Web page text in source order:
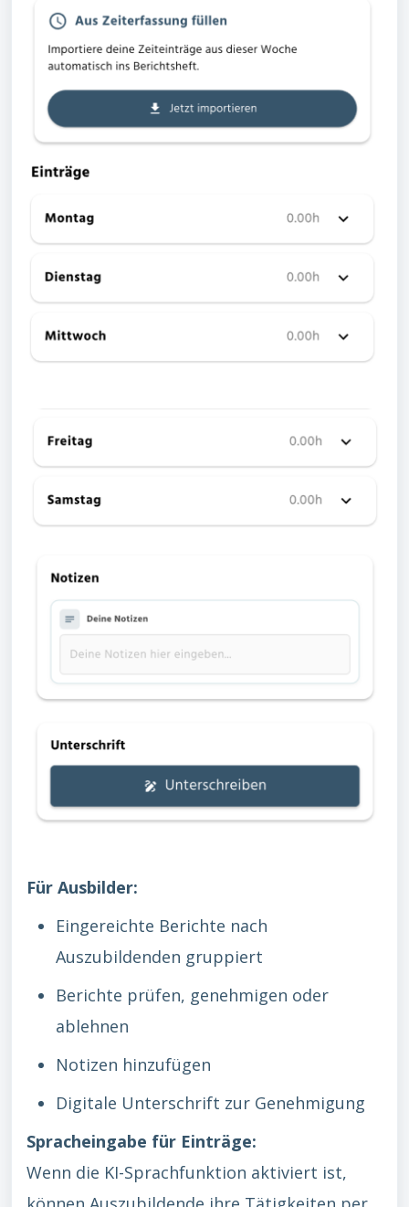
Für Ausbilder:
Eingereichte Berichte nach
Auszubildenden gruppiert
Berichte prüfen, genehmigen oder
ablehnen
Notizen hinzufügen
Digitale Unterschrift zur Genehmigung
Spracheingabe für Einträge:
Wenn die KI-Sprachfunktion aktiviert ist,